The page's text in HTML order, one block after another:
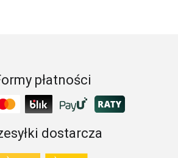
płatności
dostarcza